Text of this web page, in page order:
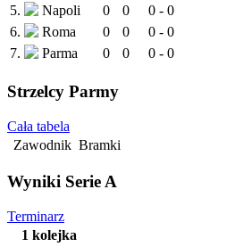
5.
Napoli 0 0
0 - 0
6.
Roma 0 0
0 - 0
7.
Parma 0 0 0 - 0
Strzelcy Parmy
Cała tabela
Zawodnik Bramki
Wyniki Serie A
Terminarz
1 kolejka